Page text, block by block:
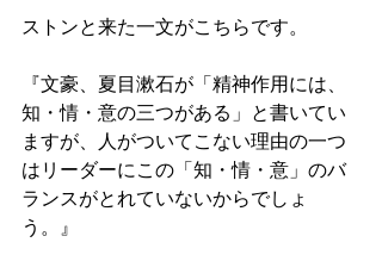
ストンと来た一文がこちらです。
『文豪、夏目漱石が「精神作用には、
知・情・意の三つがある」と書いてい
ますが、人がついてこない理由の一つ
はリーダーにこの「知・情・意」のバ
ランスがとれていないからでしょ
う。』